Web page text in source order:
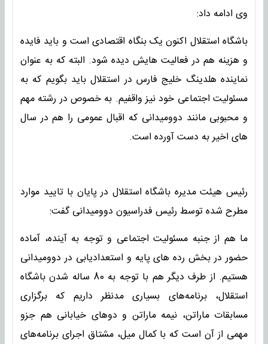
وی ادامه داد:
باشگاه استقلال اکنون یک بنگاه اقتصادی است و باید فایده
و هزینه هم در فعالیت هایش دیده شود. البته که به عنوان
نماینده هلدینگ خلیج فارس در استقلال باید بگویم که به
مسئولیت اجتماعی خود نیز واقفیم. به خصوص در رشته مهم
و محبوبی مانند دوومیدانی که اقبال عمومی را هم در سال
های اخیر به دست آورده است.
رئیس هیئت مدیره باشگاه استقلال در پایان با تایید موارد
مطرح شده توسط رئیس فدراسیون دوومیدانی گفت:
ما هم از جنبه مسئولیت اجتماعی و توجه به آینده، آماده
حضور در بخش رده های پایه و استعدادیابی در دوومیدانی
هستیم. از طرف دیگر هم با توجه به 80 ساله شدن باشگاه
استقلال، برنامه‌های بسیاری مدنظر داریم که برگزاری
مسابقات ماراتن، نیمه ماراتن و دوهای خیابانی هم جزو
مهمی از آن است که با کمال میل، مشتاق اجرای برنامه‌های